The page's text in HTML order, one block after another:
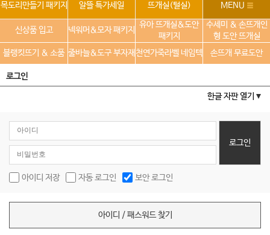
목도리만들기 패키지 알뜰 특가세일 뜨개실(털실) MENU
신상품 입고 넥워머&모자 패키지
유아 뜨개실&도안
패키지
수세미 & 손뜨개인
형 도안 뜨개실
블랭킷뜨기 & 소품 줄바늘&도구 부자재 천연가죽라벨 네임텍 손뜨개 무료도안
로그인
한글 자판 열기
로그인
아이디 저장 자동 로그인 보안 로그인
아이디 / 패스워드 찾기